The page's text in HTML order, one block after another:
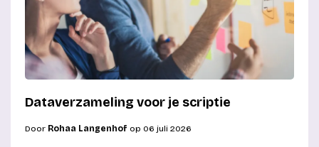
Dataverzameling voor je scriptie
Door Rohaa Langenhof op 06 juli 2026